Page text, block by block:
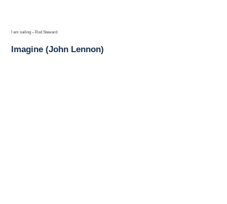
I am sailing – Rod Steward
Imagine (John Lennon)